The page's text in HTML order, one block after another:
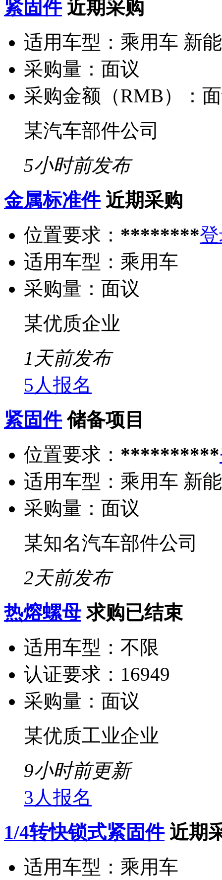
紧固件 近期采购
适用车型： 乘用车 新
采购量： 面议
采购金额（RMB）：
某汽车部件公司
5小时前发布
金属标准件 近期采购
位置要求： ********
适用车型： 乘用车
采购量： 面议
某优质企业
1天前发布
5人报名
紧固件 储备项目
位置要求： **********
适用车型： 乘用车 新
采购量： 面议
某知名汽车部件公司
2天前发布
热熔螺母 求购已结束
适用车型： 不限
认证要求： 16949
采购量： 面议
某优质工业企业
9小时前更新
3人报名
1/4转快锁式紧固件 近期
适用车型： 乘用车